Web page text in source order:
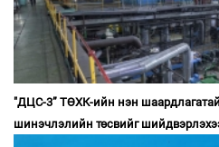
"ДЦС-3” ТӨХК-ийн нэн шаардлагатай
шинэчлэлийн төсвийг